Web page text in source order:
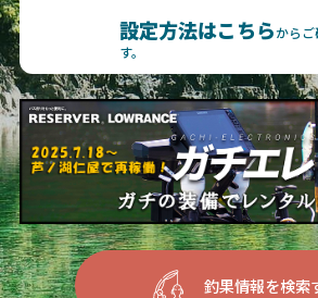
設定方法はこちらからご
す。
釣果情報を検索